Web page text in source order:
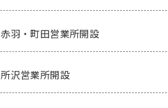
赤羽・町田営業所開設
所沢営業所開設